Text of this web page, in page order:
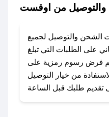
العثور بسهولة على
الإلكتروني لإضافته
بسرعة.
### كيفية استخدام كود خصم اوقست؟
1. انسخ كود الخصم من تطبيق صحصح.
2. الصقه في خانة الدفع عند التسوق من اوقست.
من اوقست
والتوصيل لجميع
على الطلبات التي تبلغ
يتم فرض رسوم رمزية على
من خيار التوصيل